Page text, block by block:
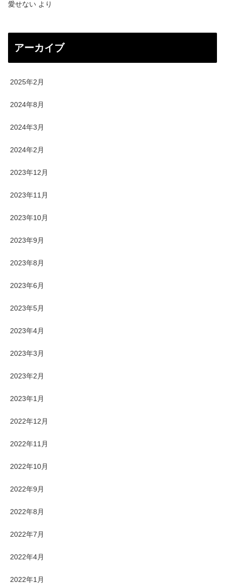
愛せない より
アーカイブ
2025年2月
2024年8月
2024年3月
2024年2月
2023年12月
2023年11月
2023年10月
2023年9月
2023年8月
2023年6月
2023年5月
2023年4月
2023年3月
2023年2月
2023年1月
2022年12月
2022年11月
2022年10月
2022年9月
2022年8月
2022年7月
2022年4月
2022年1月